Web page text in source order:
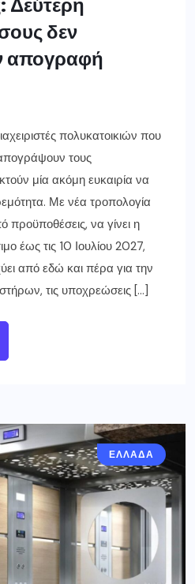
δεν
απογραφή
πολυκατοικιών που
τους
μία ακόμη ευκαιρία να
Με νέα τροπολογία
προϋποθέσεις, να γίνει η
έως τις 10 Ιουλίου 2027,
από εδώ και πέρα για την
τις υποχρεώσεις […]
ΕΛΛΑΔΑ